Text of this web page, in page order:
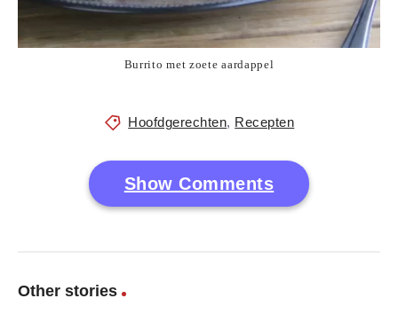
Burrito met zoete aardappel
Hoofdgerechten, Recepten
Show Comments
Other stories